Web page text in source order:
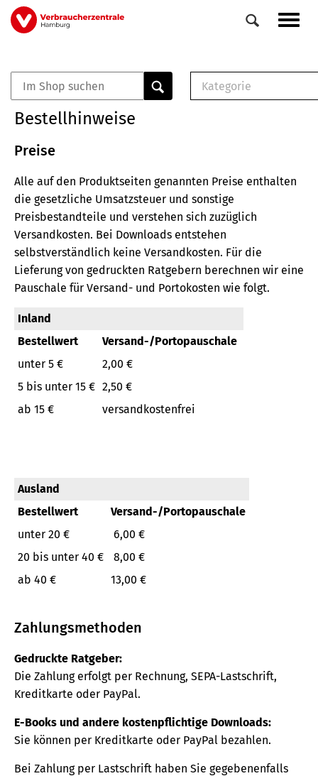
Direkt
zum
Veranstaltungen
0
Elemente
Kategorie
Broschüre
Buch
Bestellhinweise
Preise
Alle auf den Produktseiten genannten Preise enthalten
die gesetzliche Umsatzsteuer und sonstige
Preisbestandteile und verstehen sich zuzüglich
Versandkosten. Bei Downloads entstehen
selbstverständlich keine Versandkosten. Für die
Lieferung von gedruckten Ratgebern berechnen wir eine
Pauschale für Versand- und Portokosten wie folgt.
Inland
Bestellwert
Versand-/Portopauschale
unter 5 €
2,00 €
5 bis unter 15 € 2,50 €
ab 15 €
versandkostenfrei
Ausland
Bestellwert
Versand-/Portopauschale
unter 20 €
6,00 €
20 bis unter 40 €
8,00 €
ab 40 €
13,00 €
Zahlungsmethoden
Gedruckte Ratgeber:
Die Zahlung erfolgt per Rechnung, SEPA-Lastschrift,
Kreditkarte oder PayPal.
E-Books und andere kostenpflichtige Downloads:
Sie können per Kreditkarte oder PayPal bezahlen.
Bei Zahlung per Lastschrift haben Sie gegebenenfalls